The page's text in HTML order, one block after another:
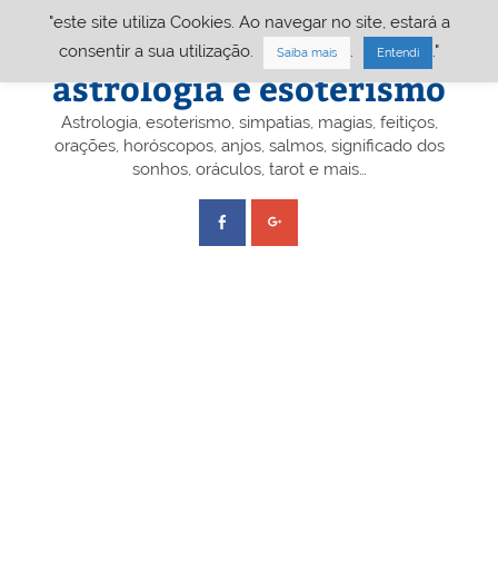
Portal A&E – Portal
astrologia e esoterismo
Astrologia, esoterismo, simpatias, magias, feitiços,
orações, horóscopos, anjos, salmos, significado dos
sonhos, oráculos, tarot e mais…
"este site utiliza Cookies. Ao navegar no site, estará a
consentir a sua utilização.
Saiba mais Entendi ."